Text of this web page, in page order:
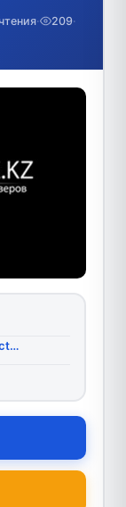
· 209·
https://joingame.kz/user/section/auth